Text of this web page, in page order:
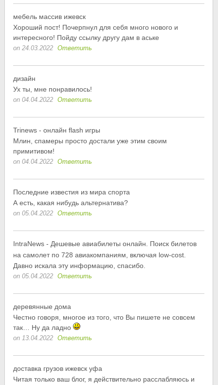
мебель массив ижевск
Хороший пост! Почерпнул для себя много нового и
интересного! Пойду ссылку другу дам в аське
on 24.03.2022 Ответить
дизайн
Ух ты, мне понравилось!
on 04.04.2022 Ответить
Trinews - онлайн flash игры
Млин, спамеры просто достали уже этим своим
примитивом!
on 04.04.2022 Ответить
Последние известия из мира спорта
А есть, какая нибудь альтернатива?
on 05.04.2022 Ответить
IntraNews - Дешевые авиабилеты онлайн. Поиск билетов
на самолет по 728 авиакомпаниям, включая low-cost.
Давно искала эту информацию, спасибо.
on 05.04.2022 Ответить
деревянные дома
Честно говоря, многое из того, что Вы пишете не совсем
так… Ну да ладно
on 13.04.2022 Ответить
доставка грузов ижевск уфа
Читая только ваш блог, я действительно расслабляюсь и